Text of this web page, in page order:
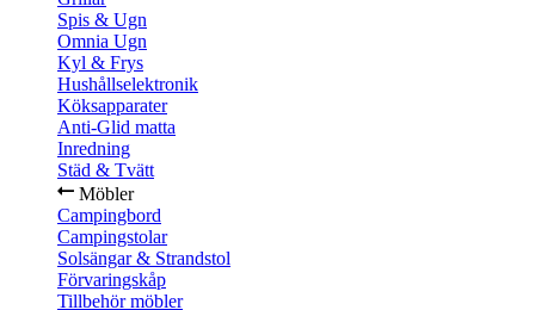
Spis & Ugn
Omnia Ugn
Kyl & Frys
Hushållselektronik
Köksapparater
Anti-Glid matta
Inredning
Städ & Tvätt
Möbler
Campingbord
Campingstolar
Solsängar & Strandstol
Förvaringskåp
Tillbehör möbler